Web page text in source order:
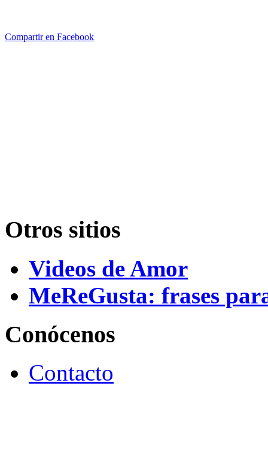
Compartir en Facebook
Otros sitios
Videos de Amor
MeReGusta: frases
Conócenos
Contacto